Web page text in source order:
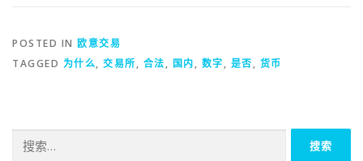
POSTED IN 欧意交易
TAGGED 为什么, 交易所, 合法, 国内, 数字, 是否, 货币
索：